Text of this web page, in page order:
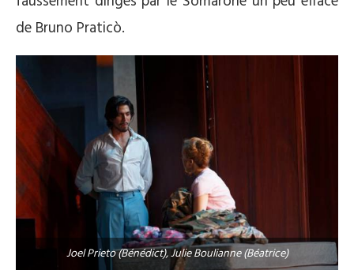
de Bruno Praticò.
Joel Prieto (Bénédict), Julie Boulianne (Béatrice)